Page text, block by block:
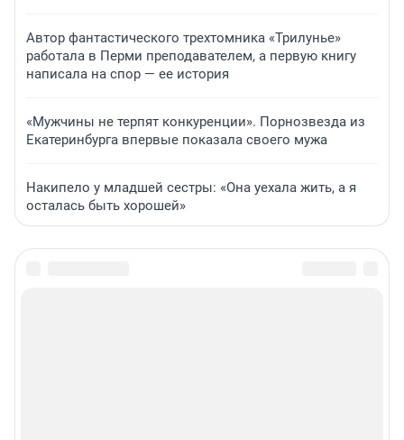
Автор фантастического трехтомника «Трилунье»
работала в Перми преподавателем, а первую книгу
написала на спор — ее история
«Мужчины не терпят конкуренции». Порнозвезда из
Екатеринбурга впервые показала своего мужа
Накипело у младшей сестры: «Она уехала жить, а я
осталась быть хорошей»